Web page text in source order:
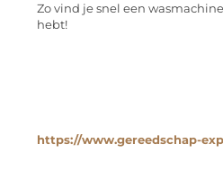
Zo vind je snel een
hebt!
https://www.gereedschap-